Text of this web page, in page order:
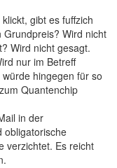
gibt es fuffzich
Grundpreis? Wird nicht
Wird nicht gesagt.
nur im Betreff
hingegen für so
Quantenchip
in der
obligatorische
verzichtet. Es reicht